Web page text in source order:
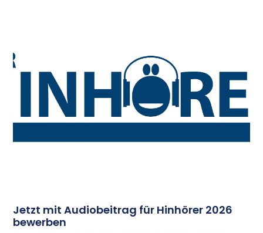
Jetzt mit Audiobeitrag für Hinhörer 2026
bewerben